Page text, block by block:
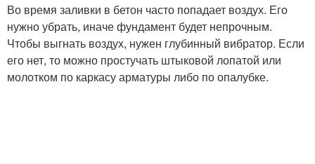
Во время заливки в бетон часто попадает воздух. Его
нужно убрать, иначе фундамент будет непрочным.
Чтобы выгнать воздух, нужен глубинный вибратор. Если
его нет, то можно простучать штыковой лопатой или
молотком по каркасу арматуры либо по опалубке.